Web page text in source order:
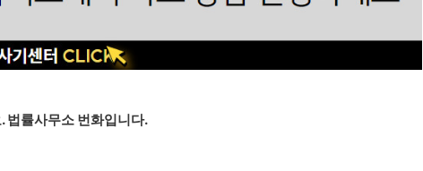
법률사무소 번화입니다.